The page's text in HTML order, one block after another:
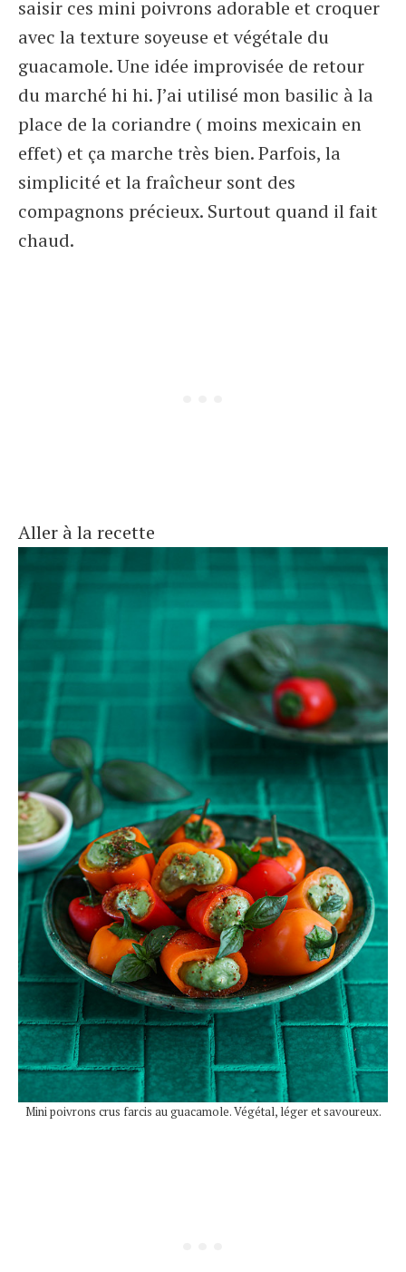
saisir ces mini poivrons adorable et croquer
avec la texture soyeuse et végétale du
guacamole. Une idée improvisée de retour
du marché hi hi. J’ai utilisé mon basilic à la
place de la coriandre ( moins mexicain en
effet) et ça marche très bien. Parfois, la
simplicité et la fraîcheur sont des
compagnons précieux. Surtout quand il fait
chaud.
Aller à la recette
Mini poivrons crus farcis au guacamole. Végétal, léger et savoureux.